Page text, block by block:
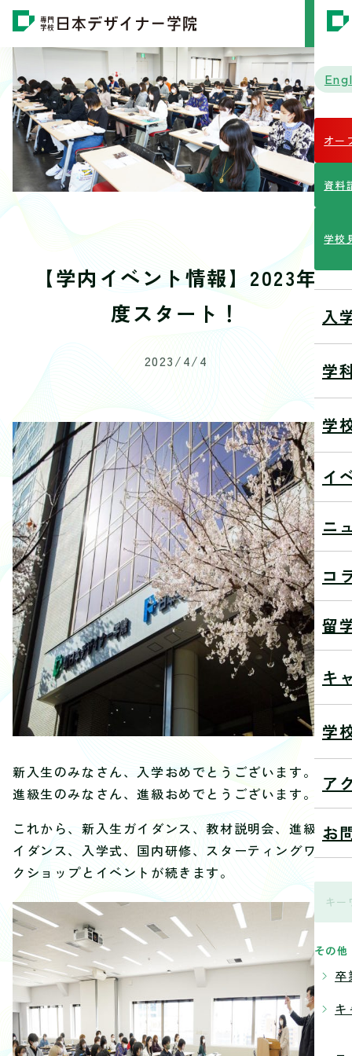
MENU
オー
資料
学校
入
学
学
イ
ニ
コ
留
キ
学
ア
お
その他
卒
キ
【学内イベント情報】2023年
度スタート！
2023/4/4
新入生のみなさん、入学おめでとうございます。
進級生のみなさん、進級おめでとうございます。
これから、新入生ガイダンス、教材説明会、進級ガ
イダンス、入学式、国内研修、スターティングワー
クショップとイベントが続きます。